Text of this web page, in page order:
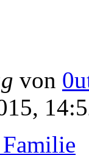
von